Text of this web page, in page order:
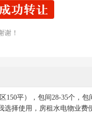
谢！
150平），包间28-35个，
选择使用，房租水电物业